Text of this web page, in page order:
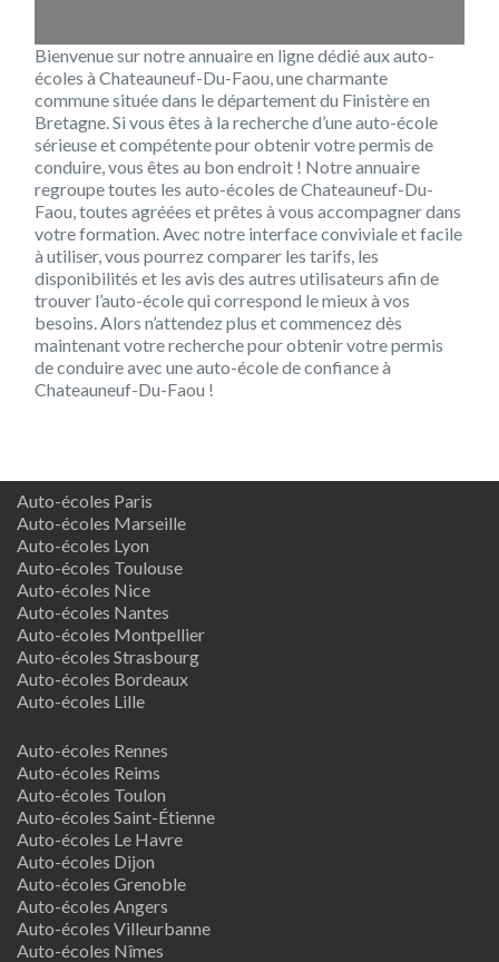
Bienvenue sur notre annuaire en ligne dédié aux auto-
écoles à Chateauneuf-Du-Faou, une charmante
commune située dans le département du Finistère en
Bretagne. Si vous êtes à la recherche d’une auto-école
sérieuse et compétente pour obtenir votre permis de
conduire, vous êtes au bon endroit ! Notre annuaire
regroupe toutes les auto-écoles de Chateauneuf-Du-
Faou, toutes agréées et prêtes à vous accompagner dans
votre formation. Avec notre interface conviviale et facile
à utiliser, vous pourrez comparer les tarifs, les
disponibilités et les avis des autres utilisateurs afin de
trouver l’auto-école qui correspond le mieux à vos
besoins. Alors n’attendez plus et commencez dès
maintenant votre recherche pour obtenir votre permis
de conduire avec une auto-école de confiance à
Chateauneuf-Du-Faou !
Auto-écoles Paris
Auto-écoles Marseille
Auto-écoles Lyon
Auto-écoles Toulouse
Auto-écoles Nice
Auto-écoles Nantes
Auto-écoles Montpellier
Auto-écoles Strasbourg
Auto-écoles Bordeaux
Auto-écoles Lille
Auto-écoles Rennes
Auto-écoles Reims
Auto-écoles Toulon
Auto-écoles Saint-Étienne
Auto-écoles Le Havre
Auto-écoles Dijon
Auto-écoles Grenoble
Auto-écoles Angers
Auto-écoles Villeurbanne
Auto-écoles Nîmes